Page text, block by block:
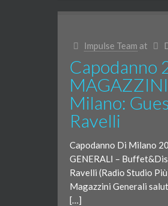
Impulse Team at
Capodanno
Milano:
Ravelli
Capodanno Di Milano
GENERALI –
Ravelli (Radio Studio
Magazzini Generali
[…]